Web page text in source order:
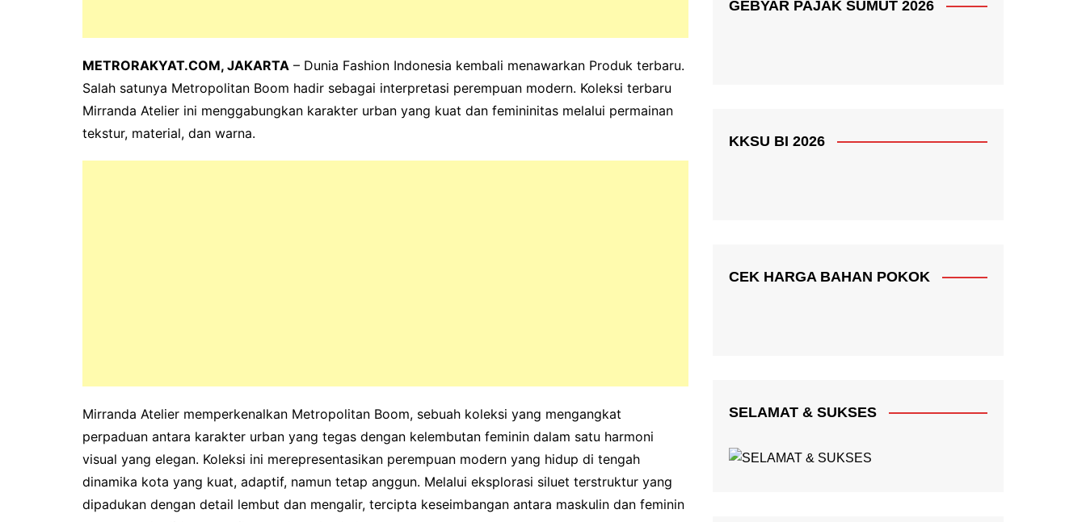
METRORAKYAT.COM, JAKARTA – Dunia Fashion Indonesia kembali menawarkan Produk terbaru.
Salah satunya Metropolitan Boom hadir sebagai interpretasi perempuan modern. Koleksi terbaru
Mirranda Atelier ini menggabungkan karakter urban yang kuat dan femininitas melalui permainan
tekstur, material, dan warna.
‎Mirranda Atelier memperkenalkan Metropolitan Boom, sebuah koleksi yang mengangkat
perpaduan antara karakter urban yang tegas dengan kelembutan feminin dalam satu harmoni
visual yang elegan. Koleksi ini merepresentasikan perempuan modern yang hidup di tengah
dinamika kota yang kuat, adaptif, namun tetap anggun. Melalui eksplorasi siluet terstruktur yang
dipadukan dengan detail lembut dan mengalir, tercipta keseimbangan antara maskulin dan feminin
GEBYAR PAJAK SUMUT 2026
KKSU BI 2026
CEK HARGA BAHAN POKOK
SELAMAT & SUKSES